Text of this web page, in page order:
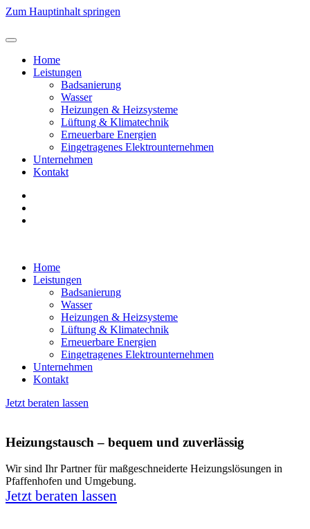
Zum Hauptinhalt springen
Home
Leistungen
Badsanierung
Wasser
Heizungen & Heizsysteme
Lüftung & Klimatechnik
Erneuerbare Energien
Eingetragenes Elektrounternehmen
Unternehmen
Kontakt
Home
Leistungen
Badsanierung
Wasser
Heizungen & Heizsysteme
Lüftung & Klimatechnik
Erneuerbare Energien
Eingetragenes Elektrounternehmen
Unternehmen
Kontakt
Jetzt beraten lassen
Heizungstausch – bequem und zuverlässig
Wir sind Ihr Partner für maßgeschneiderte Heizungslösungen in
Pfaffenhofen und Umgebung.
Jetzt beraten lassen